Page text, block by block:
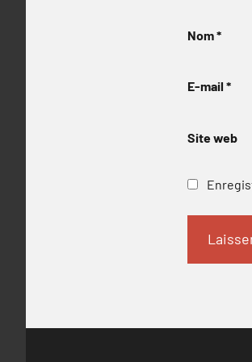
Nom*
E-mail *
Site web